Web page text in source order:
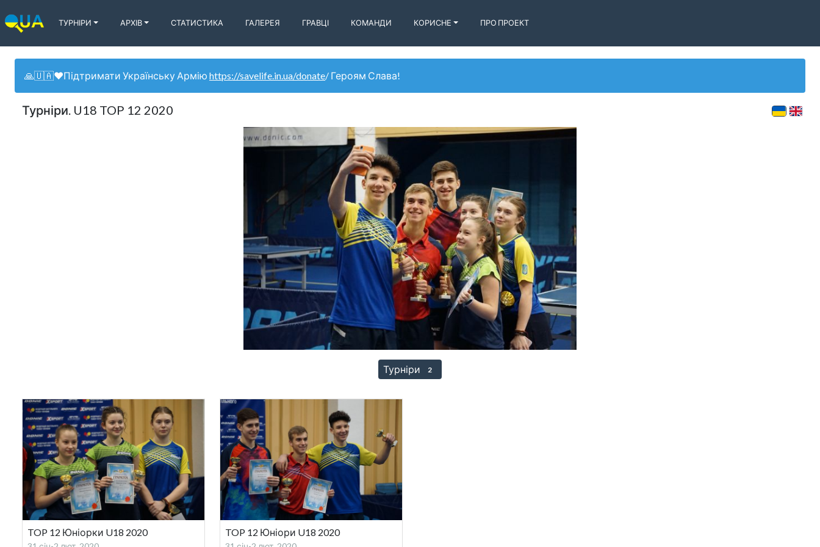
ТУРНІРИ АРХІВ СТАТИСТИКА ГАЛЕРЕЯ ГРАВЦІ КОМАНДИ КОРИСНЕ ПРО ПРОЕКТ
🙏🇺🇦❤️Підтримати Українську Армію https://savelife.in.ua/donate/ Героям Слава!
Турніри. U18 TOP 12 2020
Турніри 2
TOP 12 Юніорки U18 2020 TOP 12 Юніори U18 2020